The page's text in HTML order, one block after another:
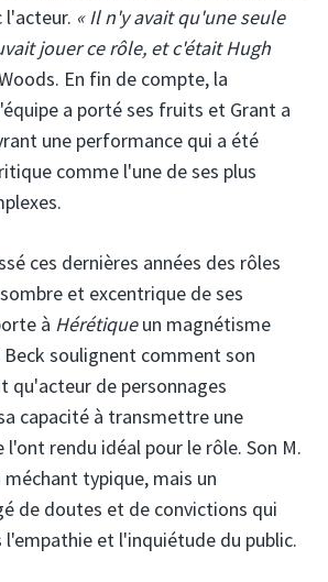
l'acteur. « Il n'y avait qu'une seule
jouer ce rôle, et c'était Hugh
En fin de compte, la
a porté ses fruits et Grant a
une performance qui a été
comme l'une de ses plus
ces dernières années des rôles
et excentrique de ses
à Hérétiqueun magnétisme
soulignent comment son
qu'acteur de personnages
capacité à transmettre une
rendu idéal pour le rôle. Son M.
méchant typique, mais un
de doutes et de convictions qui
et l'inquiétude du public.